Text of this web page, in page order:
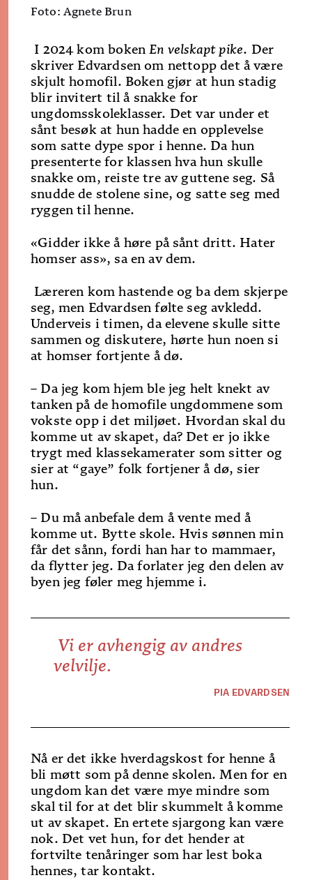
Foto: Agnete Brun
I 2024 kom bokenEn velskapt pike. Der
skriver Edvardsen om nettopp det å være
skjult homofil. Boken gjør at hun stadig
blir invitert til å snakke for
ungdomsskoleklasser. Det var under et
sånt besøk at hun hadde en opplevelse
som satte dype spor i henne. Da hun
presenterte for klassen hva hun skulle
snakke om, reiste tre av guttene seg. Så
snudde de stolene sine, og satte seg med
ryggen til henne.
«Gidder ikke å høre på sånt dritt. Hater
homser ass», sa en av dem.
Læreren kom hastende og ba dem skjerpe
seg, men Edvardsen følte seg avkledd.
Underveis i timen, da elevene skulle sitte
sammen og diskutere, hørte hun noen si
at homser fortjente å dø.
– Da jeg kom hjem ble jeg helt knekt av
tanken på de homofile ungdommene som
vokste opp i det miljøet. Hvordan skal du
komme ut av skapet, da? Det er jo ikke
trygt med klassekamerater som sitter og
sier at “gaye” folk fortjener å dø, sier
hun.
– Du må anbefale dem å vente med å
komme ut. Bytte skole. Hvis sønnen min
får det sånn, fordi han har to mammaer,
da flytter jeg. Da forlater jeg den delen av
byen jeg føler meg hjemme i.
Vi er avhengig av andres
velvilje.
PIA EDVARDSEN
Nå er det ikke hverdagskost for henne å
bli møtt som på denne skolen. Men for en
ungdom kan det være mye mindre som
skal til for at det blir skummelt å komme
ut av skapet. En ertete sjargong kan være
nok. Det vet hun, for det hender at
fortvilte tenåringer som har lest boka
hennes, tar kontakt.